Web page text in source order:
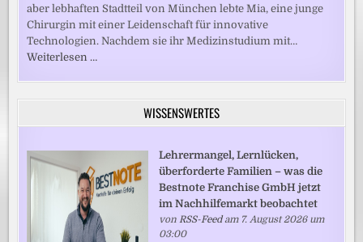
aber lebhaften Stadtteil von München lebte Mia, eine junge
Chirurgin mit einer Leidenschaft für innovative
Technologien. Nachdem sie ihr Medizinstudium mit…
Weiterlesen …
WISSENSWERTES
Lehrermangel, Lernlücken,
überforderte Familien – was die
Bestnote Franchise GmbH jetzt
im Nachhilfemarkt beobachtet
vonRSS-Feedam 7. August 2026 um
03:00